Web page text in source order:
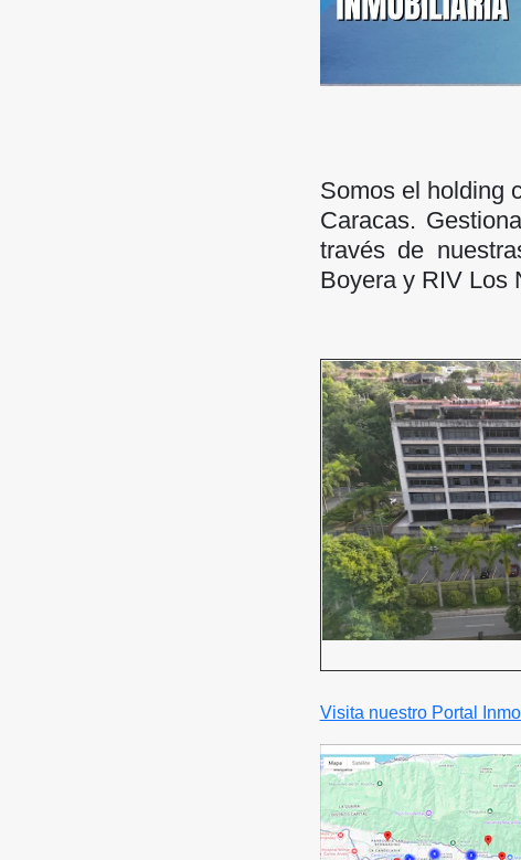
Somos el holding
Caracas.
través de
Boyera y RIV Los
Visita nuestro Portal